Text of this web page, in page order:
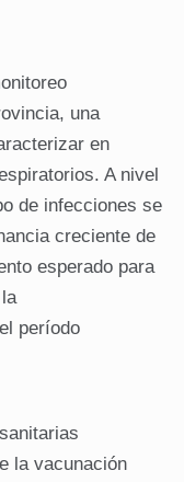
una
en
A nivel
de infecciones se
creciente de
esperado para
período
la vacunación